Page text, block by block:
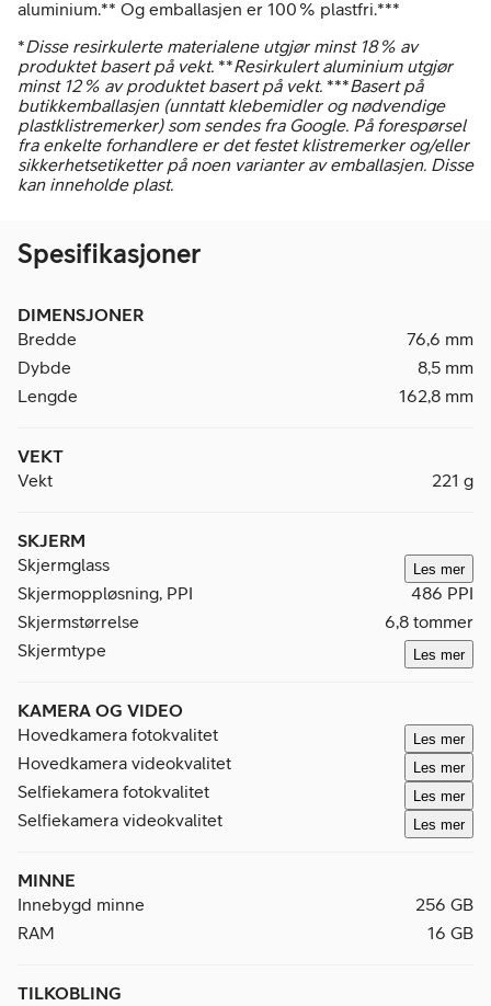
aluminium.** Og emballasjen er 100 % plastfri.***
*Disse resirkulerte materialene utgjør minst 18 % av
produktet basert på vekt. **Resirkulert aluminium utgjør
minst 12 % av produktet basert på vekt. ***Basert på
butikkemballasjen (unntatt klebemidler og nødvendige
plastklistremerker) som sendes fra Google. På forespørsel
fra enkelte forhandlere er det festet klistremerker og/eller
sikkerhetsetiketter på noen varianter av emballasjen. Disse
kan inneholde plast.
Spesifikasjoner
DIMENSJONER
Bredde
76,6 mm
Dybde
8,5 mm
Lengde
162,8 mm
VEKT
Vekt
221 g
SKJERM
Skjermglass
Les mer
Skjermoppløsning, PPI
486 PPI
Skjermstørrelse
6,8 tommer
Skjermtype
Les mer
KAMERA OG VIDEO
Hovedkamera fotokvalitet
Les mer
Hovedkamera videokvalitet Les mer
Selfiekamera fotokvalitet Les mer
Selfiekamera videokvalitet Les mer
MINNE
Innebygd minne
256 GB
RAM
16 GB
TILKOBLING